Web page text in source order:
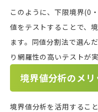
このように、下限境界(0
値をテストすることで、
ます。同値分割法で選ん
り網羅性の高いテストが
境界値分析のメリ
境界値分析を活用するこ